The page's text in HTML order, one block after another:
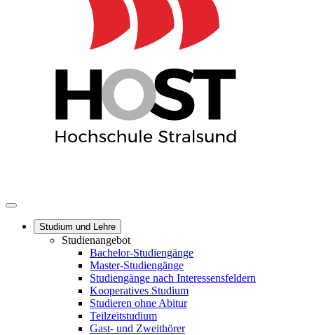
Studium und Lehre
Studienangebot
Bachelor-Studiengänge
Master-Studiengänge
Studiengänge nach Interessensfeldern
Kooperatives Studium
Studieren ohne Abitur
Teilzeitstudium
Gast- und Zweithörer